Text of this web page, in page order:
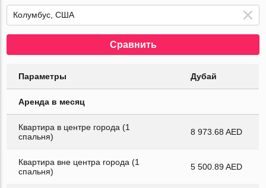
Сравнить
Параметры Дубай
Аренда в месяц
Квартира в центре города (1
спальня)
8 973.68 AED
Квартира вне центра города (1
спальня)
5 500.89 AED